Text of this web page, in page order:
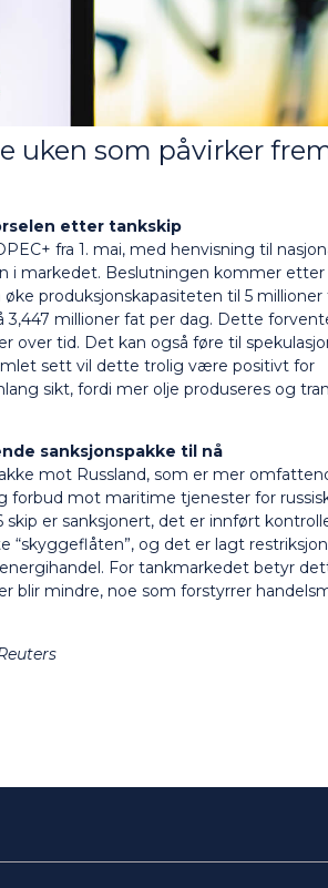
uken som påvirker
etter tankskip
fra 1. mai, med henvisning til
i markedet. Beslutningen kommer etter
produksjonskapasiteten til 5 millioner
millioner fat per dag. Dette
over tid. Det kan også føre til
sett vil dette trolig være positivt for
sikt, fordi mer olje produseres og
sanksjonspakke til nå
mot Russland, som er mer
mot maritime tjenester for
er sanksjonert, det er innført
“skyggeflåten”, og det er lagt
For tankmarkedet betyr
blir mindre, noe som forstyrrer